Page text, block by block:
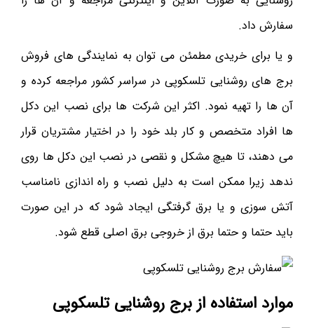
سفارش داد.
و یا برای خریدی مطمئن می توان به نمایندگی های فروش
برج های روشنایی تلسکوپی در سراسر کشور مراجعه کرده و
آن ها را تهیه نمود. اکثر این شرکت ها برای نصب این دکل
ها افراد متخصص و کار بلد خود را در اختیار مشتریان قرار
می دهند، تا هیچ مشکل و نقصی در نصب این دکل ها روی
ندهد زیرا ممکن است به دلیل نصب و راه اندازی نامناسب
آتش سوزی و یا برق گرفتگی ایجاد شود که در این صورت
باید حتما و حتما برق از خروجی برق اصلی قطع شود.
موارد استفاده از برج روشنایی تلسکوپی